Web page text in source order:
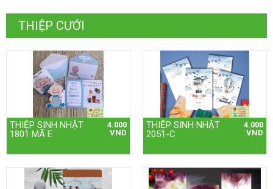
THIỆP CƯỚI
THIỆP SINH NHẬT
1801 MÃ E
4.000
VND
THIỆP SINH NHẬT
2051-C
4.000
VND